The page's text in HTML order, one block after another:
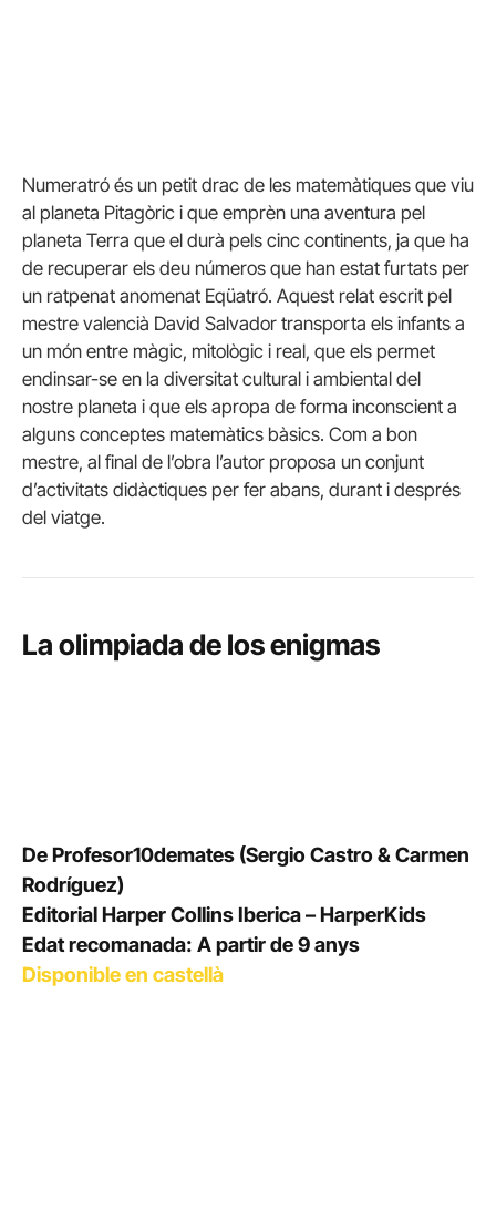
Numeratró és un petit drac de les matemàtiques que viu
al planeta Pitagòric i que emprèn una aventura pel
planeta Terra que el durà pels cinc continents, ja que ha
de recuperar els deu números que han estat furtats per
un ratpenat anomenat Eqüatró. Aquest relat escrit pel
mestre valencià David Salvador transporta els infants a
un món entre màgic, mitològic i real, que els permet
endinsar-se en la diversitat cultural i ambiental del
nostre planeta i que els apropa de forma inconscient a
alguns conceptes matemàtics bàsics. Com a bon
mestre, al final de l’obra l’autor proposa un conjunt
d’activitats didàctiques per fer abans, durant i després
del viatge.
La olimpiada de los enigmas
De Profesor10demates (Sergio Castro & Carmen
Rodríguez)
Editorial Harper Collins Iberica – HarperKids
Edat recomanada: A partir de 9 anys
Disponible en castellà